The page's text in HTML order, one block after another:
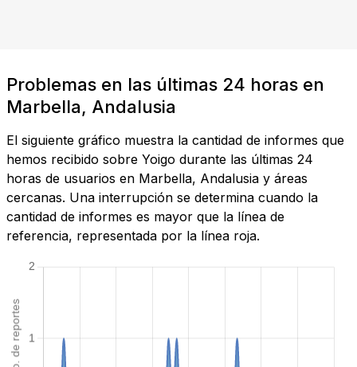
Problemas en las últimas 24 horas en
Marbella, Andalusia
El siguiente gráfico muestra la cantidad de informes que
hemos recibido sobre Yoigo durante las últimas 24
horas de usuarios en Marbella, Andalusia y áreas
cercanas. Una interrupción se determina cuando la
cantidad de informes es mayor que la línea de
referencia, representada por la línea roja.